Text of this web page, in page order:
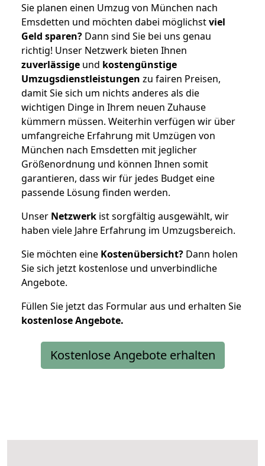
Sie planen einen Umzug von München nach
Emsdetten und möchten dabei möglichstviel
Geld sparen? Dann sind Sie bei uns genau
richtig! Unser Netzwerk bieten Ihnen
zuverlässige und kostengünstige
Umzugsdienstleistungen zu fairen Preisen,
damit Sie sich um nichts anderes als die
wichtigen Dinge in Ihrem neuen Zuhause
kümmern müssen. Weiterhin verfügen wir über
umfangreiche Erfahrung mit Umzügen von
München nach Emsdetten mit jeglicher
Größenordnung und können Ihnen somit
garantieren, dass wir für jedes Budget eine
passende Lösung finden werden.
Unser Netzwerk ist sorgfältig ausgewählt, wir
haben viele Jahre Erfahrung im Umzugsbereich.
Sie möchten eine Kostenübersicht? Dann holen
Sie sich jetzt kostenlose und unverbindliche
Angebote.
Füllen Sie jetzt das Formular aus und erhalten Sie
kostenloseAngebote.
Kostenlose Angebote erhalten